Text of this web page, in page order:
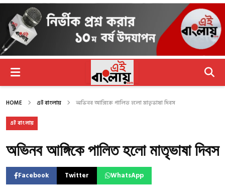
HOME এই বাংলায় অভিনব আঙ্গিকে পালিত হলো মাতৃভাষা দিবস
এই বাংলায়
অভিনব আঙ্গিকে পালিত হলো মাতৃভাষা দিবস
Facebook Twitter WhatsApp